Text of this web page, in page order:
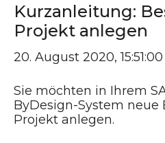
Kurzanleitung:
Projekt anlegen
20. August 2020,
Sie möchten in Ihrem
ByDesign-System neue
Projekt anlegen.